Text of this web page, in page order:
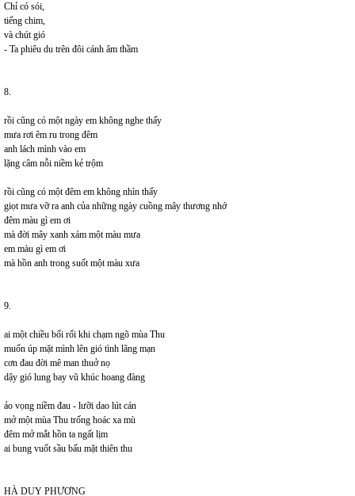
Chỉ có sói,
tiếng chim,
và chút gió
- Ta phiêu du trên đôi cánh âm thầm
8.
rồi cũng có một ngày em không nghe thấy
mưa rơi êm ru trong đêm
anh lách mình vào em
lặng câm nỗi niềm kẻ trộm
rồi cũng có một đêm em không nhìn thấy
giọt mưa vỡ ra anh của những ngày cuồng mây thương nhớ
đêm màu gì em ơi
mà đời mây xanh xám một màu mưa
em màu gì em ơi
mà hồn anh trong suốt một màu xưa
9.
ai một chiều bối rối khi chạm ngõ mùa Thu
muốn úp mặt mình lên gió tình lãng mạn
cơn đau đời mê man thuở nọ
dậy gió lung bay vũ khúc hoang đàng
ảo vọng niềm đau - lưỡi dao lút cán
mở một mùa Thu trống hoác xa mù
đêm mở mắt hồn ta ngất lịm
ai bung vuốt sầu bấu mặt thiên thu
HÀ DUY PHƯƠNG